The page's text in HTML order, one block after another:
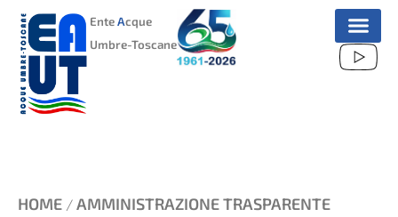
VAI
CONTENUTO
EnteAcque
Umbre-Toscane
HOME / AMMINISTRAZIONE TRASPARENTE